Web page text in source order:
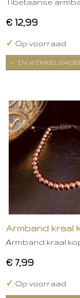
Tibetaanse
€ 12,99
✓ Op voorraad
IN
Armband kraal
Armband kraal
€ 7,99
✓ Op voorraad